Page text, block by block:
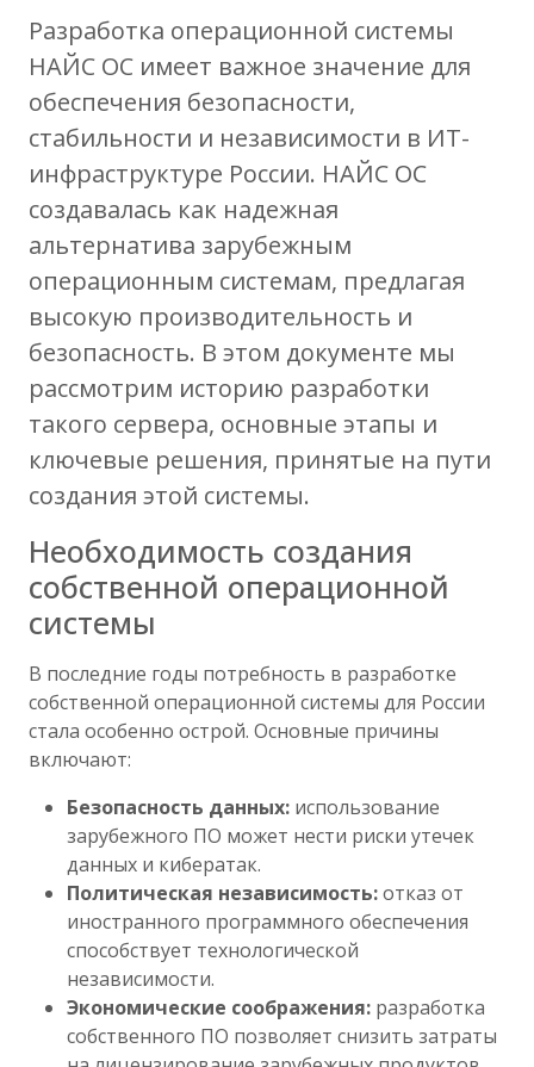
Разработка операционной системы
НАЙС ОС имеет важное значение для
обеспечения безопасности,
стабильности и независимости в ИТ-
инфраструктуре России. НАЙС ОС
создавалась как надежная
альтернатива зарубежным
операционным системам, предлагая
высокую производительность и
безопасность. В этом документе мы
рассмотрим историю разработки
такого сервера, основные этапы и
ключевые решения, принятые на пути
создания этой системы.
Необходимость создания
собственной операционной
системы
В последние годы потребность в разработке
собственной операционной системы для России
стала особенно острой. Основные причины
включают:
Безопасность данных: использование
зарубежного ПО может нести риски утечек
данных и кибератак.
Политическая независимость:отказ от
иностранного программного обеспечения
способствует технологической
независимости.
Экономические соображения: разработка
собственного ПО позволяет снизить затраты